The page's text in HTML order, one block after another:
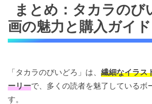
まとめ：タカラのび
画の魅力と購入ガイド
「タカラのびいどろ」は、 繊細なイラス
ーリーで、多くの読者を魅了しているボ
す。